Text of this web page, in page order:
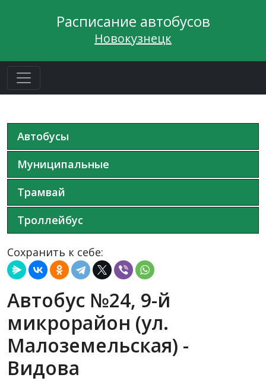
Расписание автобусов
Новокузнецк
Сохранить к себе:
Автобус №24, 9-й
микрорайон (ул.
Малоземельская) -
Видова
Автобусы
Муниципальные
Трамвай
Троллейбус